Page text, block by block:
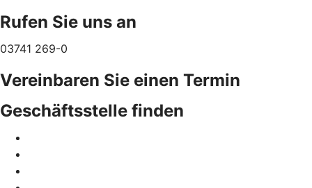
Rufen Sie uns an
03741 269-0
Vereinbaren Sie einen Termin
Geschäftsstelle finden